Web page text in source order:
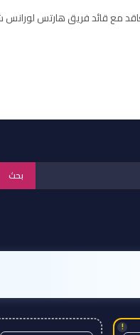
مع قائد فريق هارتس
!